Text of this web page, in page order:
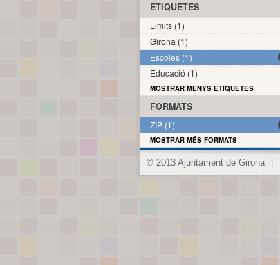
ETIQUETES
Limits (1)
Girona (1)
Escoles (1)
Educació (1)
MOSTRAR MENYS ETIQUETES
FORMATS
ZIP (1)
MOSTRAR MÉS FORMATS
© 2013 Ajuntament de Girona